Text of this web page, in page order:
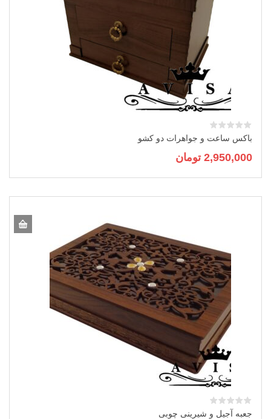
باکس ساعت و جواهرات دو کشو
2,950,000 تومان
جعبه آجیل و شیرینی چوبی